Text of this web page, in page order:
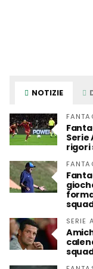
NOTIZIE
Serie
rigori
SERIE A